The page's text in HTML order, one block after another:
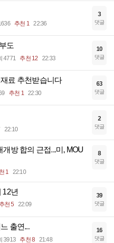
추천 1 22:36
3
댓글
도
4771 추천 12 22:33
10
댓글
료 추천받습니다
추천 1 22:30
63
댓글
22:10
2
댓글
방 합의 근접...미, MOU
1 22:10
8
댓글
12년
추천 5 22:09
39
댓글
출연...
3913 추천 8 21:48
16
댓글